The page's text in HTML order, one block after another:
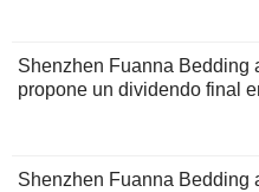
Shenzhen Fuanna Bedding
propone un dividendo final
Shenzhen Fuanna Bedding